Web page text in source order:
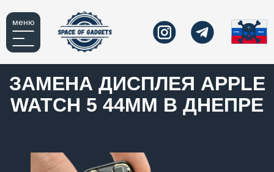
меню
ЗАМЕНА ДИСПЛЕЯ APPLE
WATCH 5 44MM В ДНЕПРЕ